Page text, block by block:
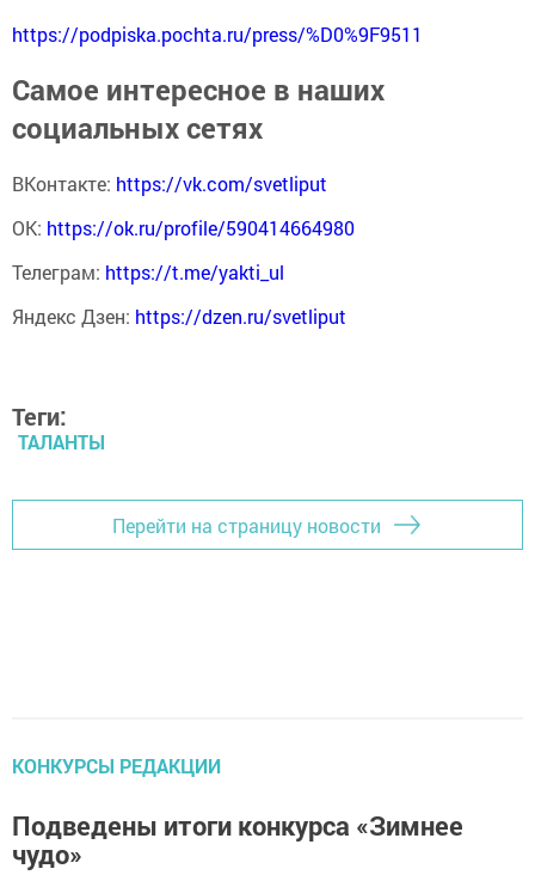
https://podpiska.pochta.ru/press/%D0%9F9511
Самое интересное в наших
социальных сетях
ВКонтакте: https://vk.com/svetliput
ОК: https://ok.ru/profile/590414664980
Телеграм: https://t.me/yakti_ul
Яндекс Дзен: https://dzen.ru/svetliput
Теги:
ТАЛАНТЫ
Перейти на страницу новости
КОНКУРСЫ РЕДАКЦИИ
Подведены итоги конкурса «Зимнее
чудо»